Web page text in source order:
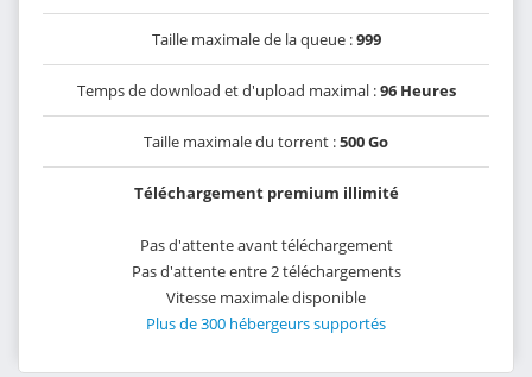
Taille maximale de la queue :999
Temps de download et d'upload maximal :96 Heures
Taille maximale du torrent :500 Go
Téléchargement premium illimité
Pas d'attente avant téléchargement
Pas d'attente entre 2 téléchargements
Vitesse maximale disponible
Plus de 300 hébergeurs supportés